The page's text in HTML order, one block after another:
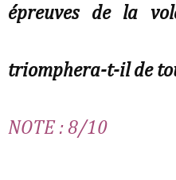
épreuves de la
triomphera-t-il de
NOTE : 8/10